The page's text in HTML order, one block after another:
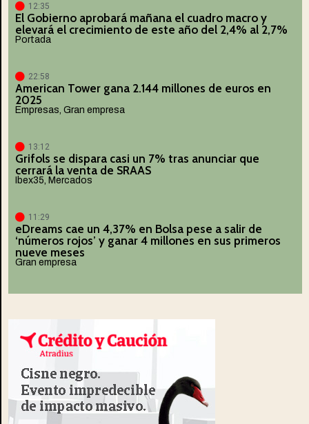
12:35
El Gobierno aprobará mañana el cuadro macro y
elevará el crecimiento de este año del 2,4% al 2,7%
Portada
22:58
American Tower gana 2.144 millones de euros en
2025
Empresas, Gran empresa
13:12
Grifols se dispara casi un 7% tras anunciar que
cerrará la venta de SRAAS
Ibex35, Mercados
11:29
eDreams cae un 4,37% en Bolsa pese a salir de
‘números rojos’ y ganar 4 millones en sus primeros
nueve meses
Gran empresa